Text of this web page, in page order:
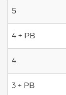
5
4 + PB
4
3 + PB